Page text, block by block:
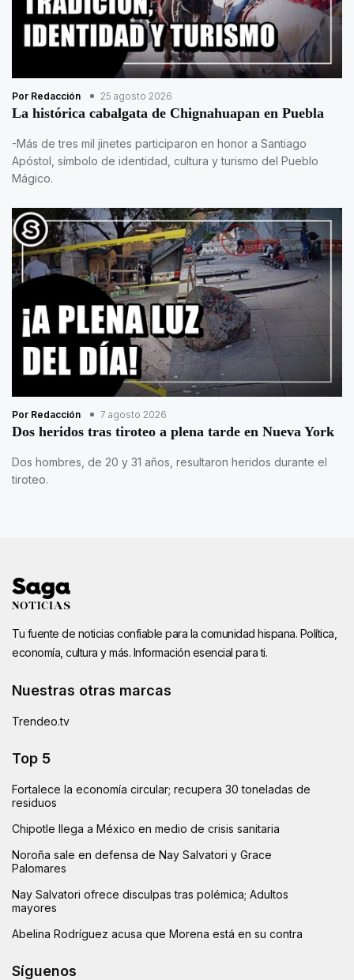
Por Redacción 25 agosto 2026
La histórica cabalgata de Chignahuapan en Puebla
-Más de tres mil jinetes participaron en honor a Santiago
Apóstol, símbolo de identidad, cultura y turismo del Pueblo
Mágico.
Por Redacción 7 agosto 2026
Dos heridos tras tiroteo a plena tarde en Nueva York
Dos hombres, de 20 y 31 años, resultaron heridos durante el
tiroteo.
Tu fuente de noticias confiable para la comunidad hispana. Política,
economía, cultura y más. Información esencial para ti.
Nuestras otras marcas
Trendeo.tv
Top 5
Fortalece la economía circular; recupera 30 toneladas de
residuos
Chipotle llega a México en medio de crisis sanitaria
Noroña sale en defensa de Nay Salvatori y Grace
Palomares
Nay Salvatori ofrece disculpas tras polémica; Adultos
mayores
Abelina Rodríguez acusa que Morena está en su contra
Síguenos